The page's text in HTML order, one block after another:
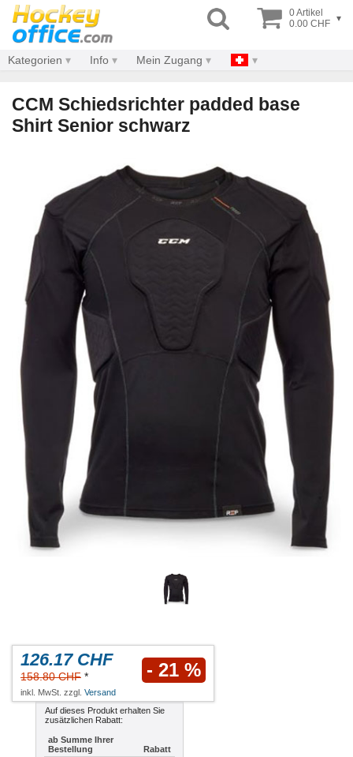
0 Artikel
0.00 CHF ▾
Kategorien Info Mein Zugang
CCM Schiedsrichter padded base
Shirt Senior schwarz
126.17 CHF
158.80 CHF * - 21 %
inkl. MwSt. zzgl. Versand
Auf dieses Produkt erhalten Sie
zusätzlichen Rabatt:
ab Summe Ihrer
Bestellung
Rabatt